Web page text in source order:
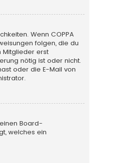
Wenn COPPA
folgen, die du
Mitglieder erst
nötig ist oder nicht.
oder die E-Mail von
Board-
welches ein